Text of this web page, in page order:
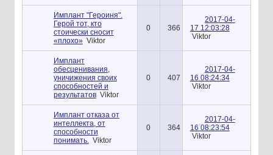
Имплант "Героиня".
Герой тот, кто
стоически сносит
«плохо» Viktor
0 366
2017-04-
17 12:03:28
Viktor
Имплант
обесценивания,
уничижения своих
способностей и
результатов Viktor
0 407
2017-04-
16 08:24:34
Viktor
Имплант отказа от
интеллекта, от
способности
понимать.
Viktor
0 364
2017-04-
16 08:23:54
Viktor